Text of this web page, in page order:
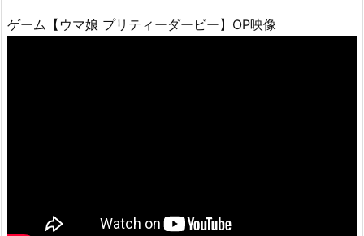
ゲーム【ウマ娘 プリティーダービー】OP映像